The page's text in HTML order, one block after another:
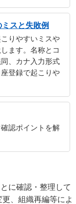
スと失敗例
りやすいミスや
ます。名称とコ
、カナ入力形式
登録で起こりや
認ポイントを解
に確認・整理して
、組織再編等によ